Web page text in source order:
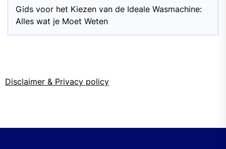
Gids voor het Kiezen van de Ideale Wasmachine:
Alles wat je Moet Weten
Disclaimer & Privacy policy